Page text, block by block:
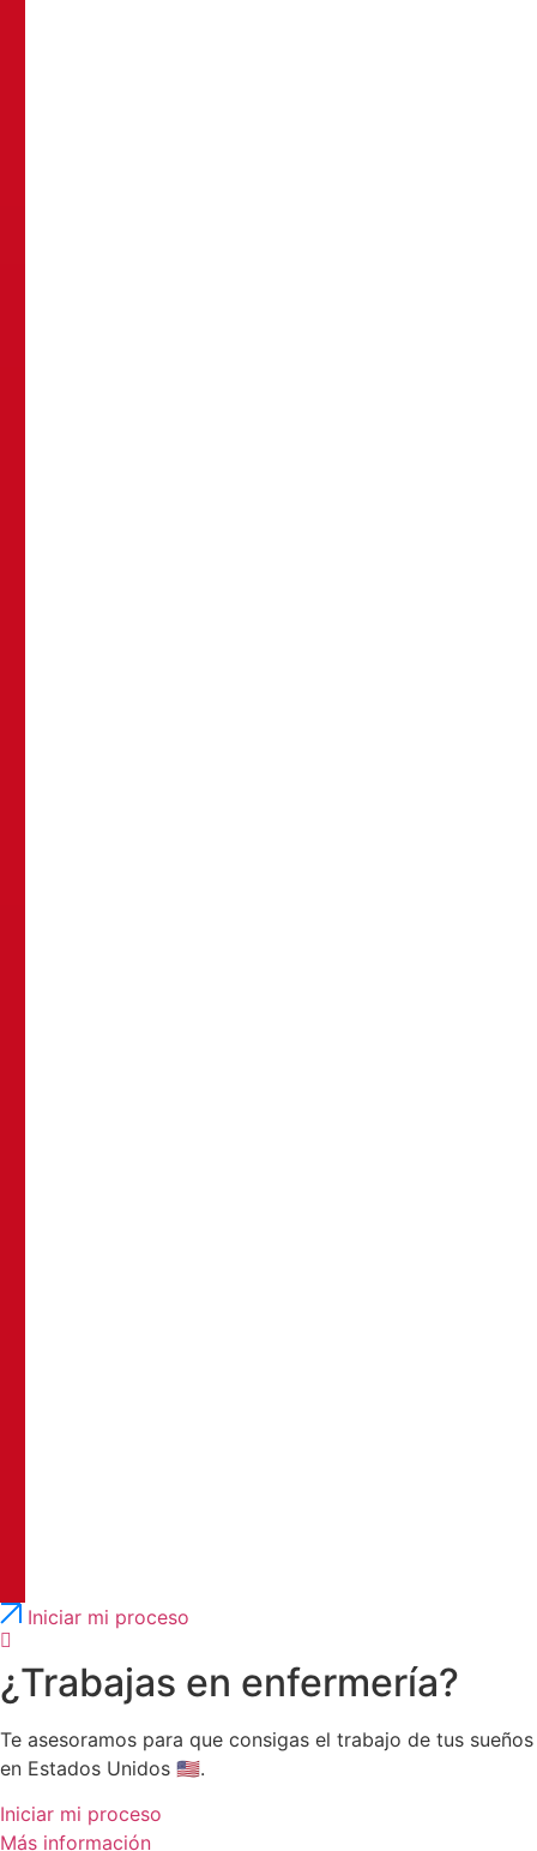
Iniciar mi proceso
¿Trabajas en enfermería?
Te asesoramos para que consigas el trabajo de tus sueños
en Estados Unidos 🇺🇸.
Iniciar mi proceso
Más información